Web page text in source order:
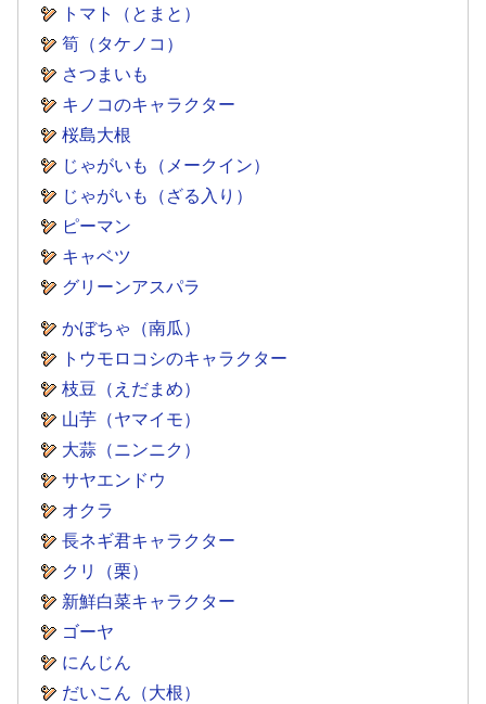
トマト（とまと）
筍（タケノコ）
さつまいも
キノコのキャラクター
桜島大根
じゃがいも（メークイン）
じゃがいも（ざる入り）
ピーマン
キャベツ
グリーンアスパラ
かぼちゃ（南瓜）
トウモロコシのキャラクター
枝豆（えだまめ）
山芋（ヤマイモ）
大蒜（ニンニク）
サヤエンドウ
オクラ
長ネギ君キャラクター
クリ（栗）
新鮮白菜キャラクター
ゴーヤ
にんじん
だいこん（大根）